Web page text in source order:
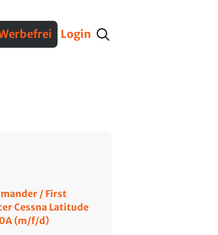
VerteidigungInterviews Fracht
Login
/ First
Cessna Latitude
(m/f/d)